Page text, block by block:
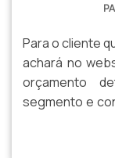
Para o cliente
achará no
orçamento
segmento e
GRADIL